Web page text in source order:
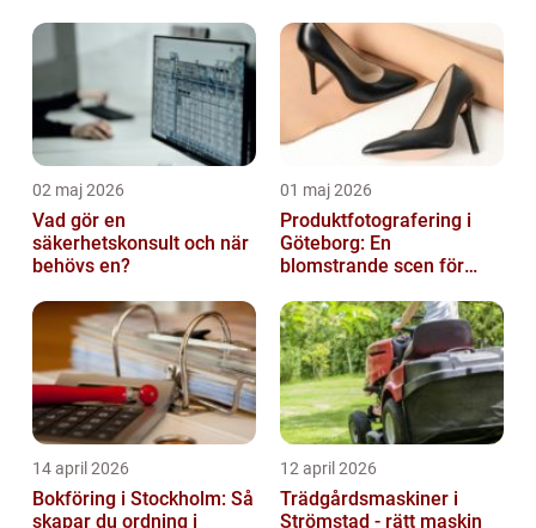
02 maj 2026
Vad gör en
säkerhetskonsult och när
behövs en?
01 maj 2026
Produktfotografering i
Göteborg: En
blomstrande scen för
14 april 2026
Bokföring i Stockholm: Så
skapar du ordning i
12 april 2026
Trädgårdsmaskiner i
Strömstad - rätt maskin